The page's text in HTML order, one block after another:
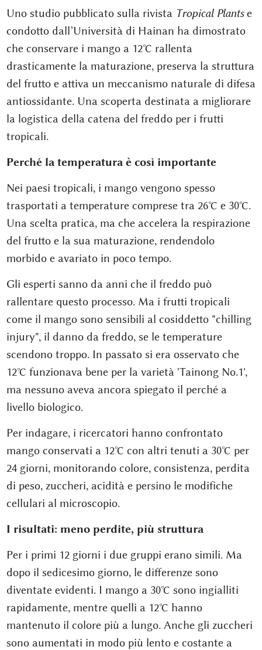
Uno studio pubblicato sulla rivista Tropical Plantse
condotto dall’Università di Hainan ha dimostrato
che conservare i mango a 12°C rallenta
drasticamente la maturazione, preserva la struttura
del frutto e attiva un meccanismo naturale di difesa
antiossidante. Una scoperta destinata a migliorare
la logistica della catena del freddo per i frutti
tropicali.
Perché la temperatura è così importante
Nei paesi tropicali, i mango vengono spesso
trasportati a temperature comprese tra 26°C e 30°C.
Una scelta pratica, ma che accelera la respirazione
del frutto e la sua maturazione, rendendolo
morbido e avariato in poco tempo.
Gli esperti sanno da anni che il freddo può
rallentare questo processo. Ma i frutti tropicali
come il mango sono sensibili al cosiddetto "chilling
injury", il danno da freddo, se le temperature
scendono troppo. In passato si era osservato che
12°C funzionava bene per la varietà 'Tainong No.1',
ma nessuno aveva ancora spiegato il perché a
livello biologico.
Per indagare, i ricercatori hanno confrontato
mango conservati a 12°C con altri tenuti a 30°C per
24 giorni, monitorando colore, consistenza, perdita
di peso, zuccheri, acidità e persino le modifiche
cellulari al microscopio.
I risultati: meno perdite, più struttura
Per i primi 12 giorni i due gruppi erano simili. Ma
dopo il sedicesimo giorno, le differenze sono
diventate evidenti. I mango a 30°C sono ingialliti
rapidamente, mentre quelli a 12°C hanno
mantenuto il colore più a lungo. Anche gli zuccheri
sono aumentati in modo più lento e costante a